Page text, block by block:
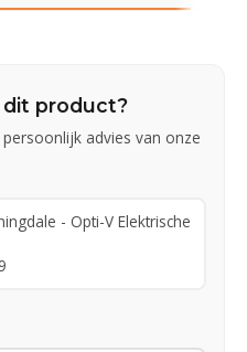
product?
advies van onze
- Opti-V Elektrische